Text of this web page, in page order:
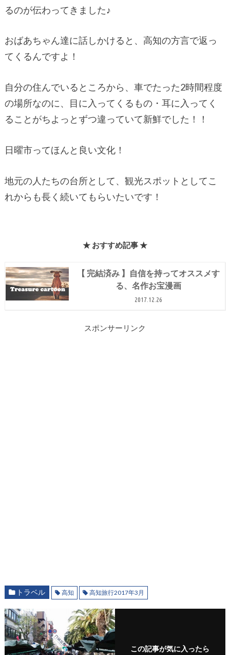
るのが伝わってきました♪
おばあちゃん達に話しかけると、高知の方言で返っ
てくるんですよ！
自分の住んでいるところから、車でたった2時間程度
の場所なのに、目に入ってくるもの・耳に入ってく
ることがちよっとずつ違っていて新鮮でした！！
日曜市ってほんと良い文化！
地元の人たちの台所として、観光スポットとしてこ
れからも長く続いてもらいたいです！
★ おすすめ記事 ★
【 完結済み 】自信を持ってオススメす
る、名作お宝漫画
2017.12.26
スポンサーリンク
トラベル 高知 高知旅行2017年3月
この記事が気に入ったら